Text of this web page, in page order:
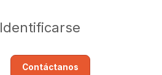
Identificarse
Contáctanos​​​​​​​​